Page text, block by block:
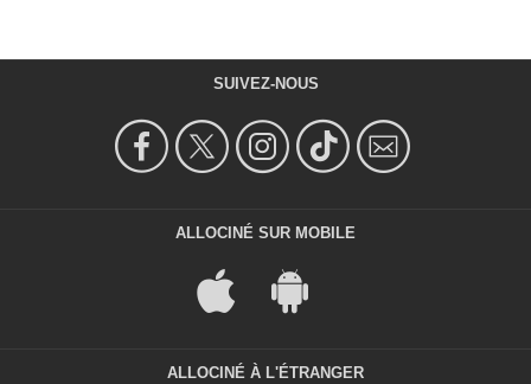
SUIVEZ-NOUS
ALLOCINÉ SUR MOBILE
ALLOCINÉ À L'ÉTRANGER